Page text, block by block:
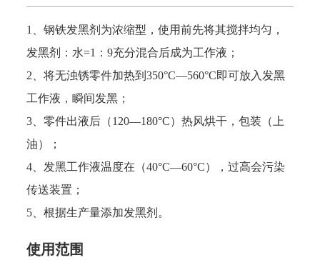
1、钢铁发黑剂 为浓缩型，使用前先将其搅拌均匀，
发黑剂
：水=1：9充分混合后成为工作液；
2、将无浊锈零件加热到350°C—560°C即可放入发黑
工作液，瞬间发黑；
3、零件出液后（120—180°C）热风烘干，包装（上
油）；
4、发黑工作液温度在（40°C—60°C），过高会污染
传送装置；
5、根据生产量添加发黑剂 。
使用范围